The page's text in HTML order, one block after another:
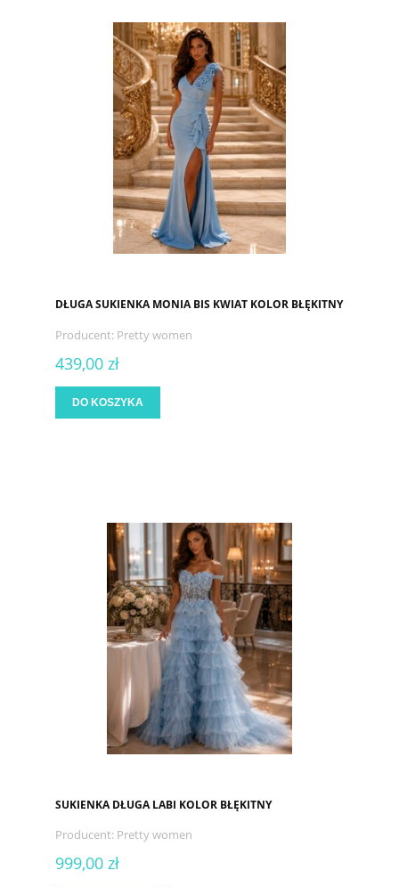
DŁUGA SUKIENKA MONIA BIS KWIAT KOLOR BŁĘKITNY
Producent: Pretty women
439,00 zł
DO KOSZYKA
SUKIENKA DŁUGA LABI KOLOR BŁĘKITNY
Producent: Pretty women
999,00 zł